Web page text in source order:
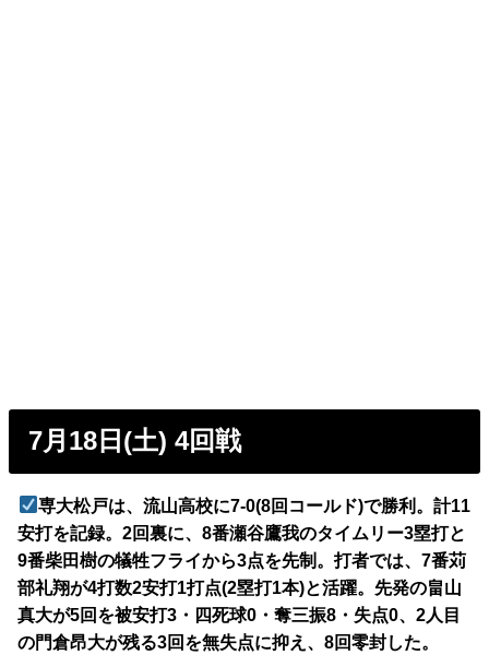
7月18日(土) 4回戦
専大松戸は、流山高校に7-0(8回コールド)で勝利。計11
安打を記録。2回裏に、8番瀬谷鷹我のタイムリー3塁打と
9番柴田樹の犠牲フライから3点を先制。打者では、7番苅
部礼翔が4打数2安打1打点(2塁打1本)と活躍。先発の畠山
真大が5回を被安打3・四死球0・奪三振8・失点0、2人目
の門倉昂大が残る3回を無失点に抑え、8回零封した。